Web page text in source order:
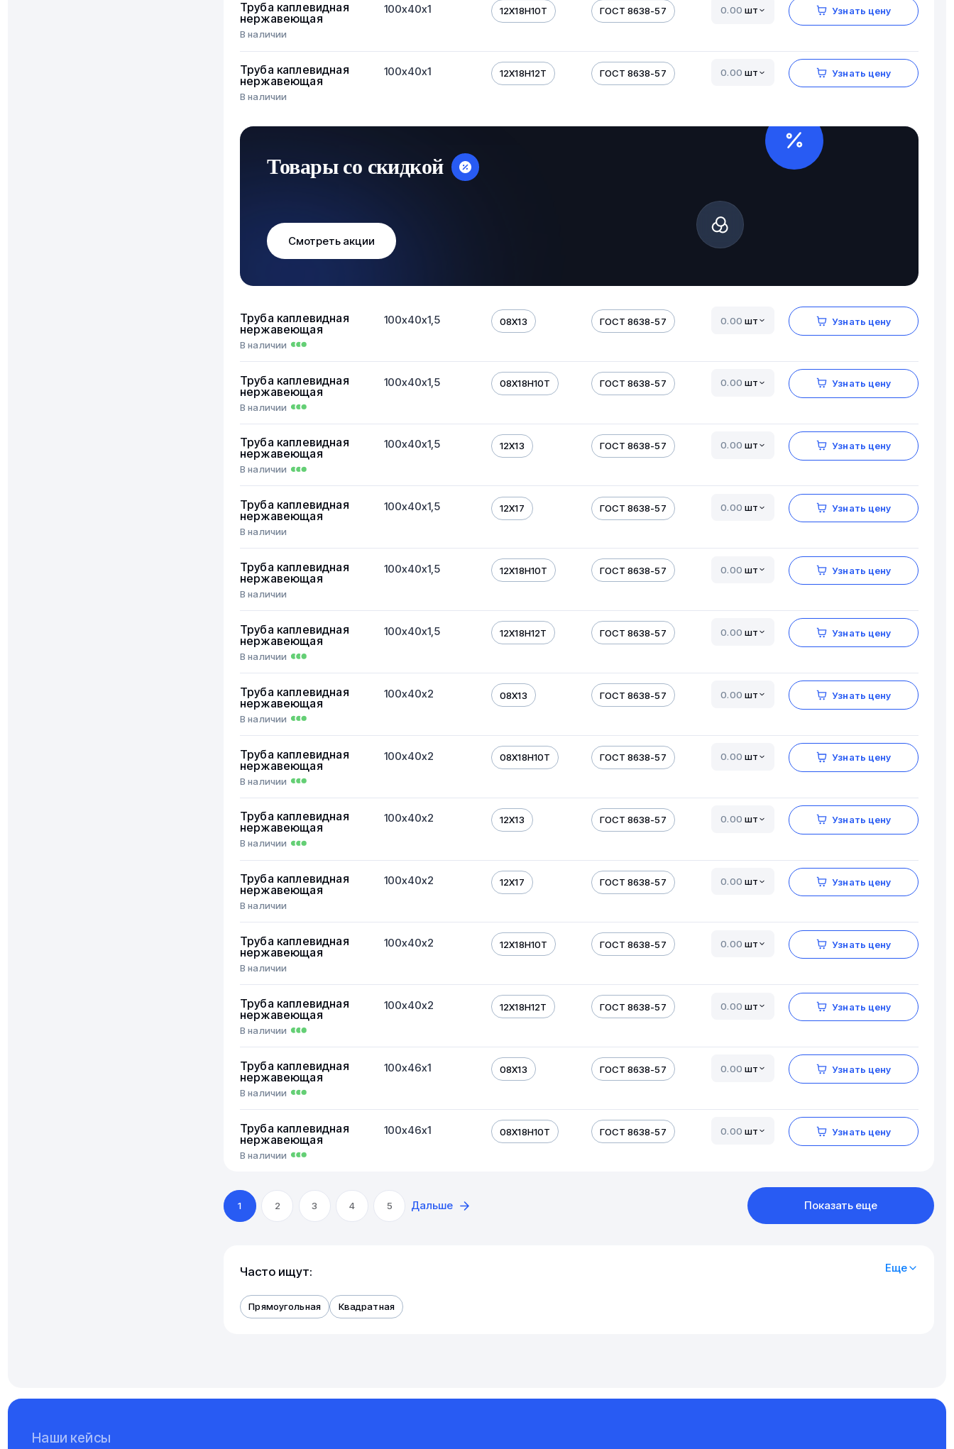
Труба каплевидная
нержавеющая
В наличии
100х40х1 12Х18Н10Т ГОСТ 8638-57 шт Узнать цену
Труба каплевидная
нержавеющая
В наличии
100х40х1 12Х18Н12Т ГОСТ 8638-57 шт Узнать цену
Товары со скидкой
Смотреть акции
Труба каплевидная
нержавеющая
В наличии
100х40х1,5 08Х13 ГОСТ 8638-57 шт Узнать цену
Труба каплевидная
нержавеющая
В наличии
100х40х1,5 08Х18Н10Т ГОСТ 8638-57 шт Узнать цену
Труба каплевидная
нержавеющая
В наличии
100х40х1,5 12Х13 ГОСТ 8638-57 шт Узнать цену
Труба каплевидная
нержавеющая
В наличии
100х40х1,5 12Х17 ГОСТ 8638-57 шт Узнать цену
Труба каплевидная
нержавеющая
В наличии
100х40х1,5 12Х18Н10Т ГОСТ 8638-57 шт Узнать цену
Труба каплевидная
нержавеющая
В наличии
100х40х1,5 12Х18Н12Т ГОСТ 8638-57 шт Узнать цену
Труба каплевидная
нержавеющая
В наличии
100х40х2 08Х13 ГОСТ 8638-57 шт Узнать цену
Труба каплевидная
нержавеющая
В наличии
100х40х2 08Х18Н10Т ГОСТ 8638-57 шт Узнать цену
Труба каплевидная
нержавеющая
В наличии
100х40х2 12Х13 ГОСТ 8638-57 шт Узнать цену
Труба каплевидная
нержавеющая
В наличии
100х40х2 12Х17 ГОСТ 8638-57 шт Узнать цену
Труба каплевидная
нержавеющая
В наличии
100х40х2 12Х18Н10Т ГОСТ 8638-57 шт Узнать цену
Труба каплевидная
нержавеющая
В наличии
100х40х2 12Х18Н12Т ГОСТ 8638-57 шт Узнать цену
Труба каплевидная
нержавеющая
В наличии
100х46х1 08Х13 ГОСТ 8638-57 шт Узнать цену
Труба каплевидная
нержавеющая
В наличии
100х46х1 08Х18Н10Т ГОСТ 8638-57 шт Узнать цену
1 2 3 4 5 Дальше Показать еще
Часто ищут:
Прямоугольная Квадратная
Еще
Наши кейсы